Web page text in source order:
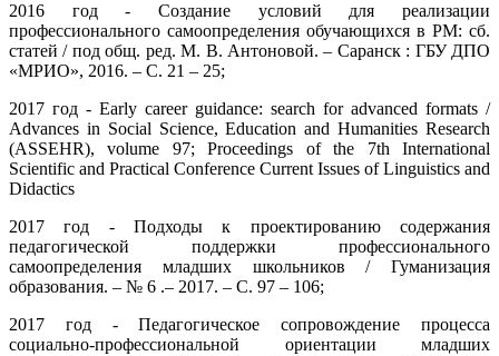
2016 год - Создание условий для реализации
профессионального самоопределения обучающихся в РМ: сб.
статей / под общ. ред. М. В. Антоновой. – Саранск : ГБУ ДПО
«МРИО», 2016. – С. 21 – 25;
2017 год - Early career guidance: search for advanced formats /
Advances in Social Science, Education and Humanities Research
(ASSEHR), volume 97; Proceedings of the 7th International
Scientific and Practical Conference Current Issues of Linguistics and
Didactics
2017 год - Подходы к проектированию содержания
педагогической поддержки профессионального
самоопределения младших школьников / Гуманизация
образования. – № 6 .– 2017. – С. 97 – 106;
2017 год - Педагогическое сопровождение процесса
социально-профессиональной ориентации младших